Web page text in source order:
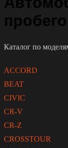
Каталог по
ACCORD
BEAT
CIVIC
CR-V
CR-Z
CROSSTOUR